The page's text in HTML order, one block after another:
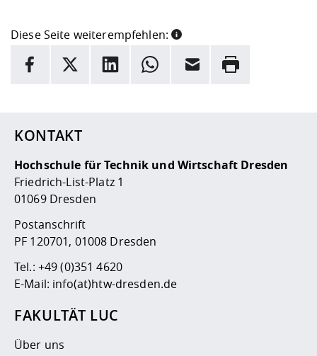
Diese Seite weiterempfehlen:
INFORMATION
Facebook
X LinkedInWhatsappE-Mail Drucken
KONTAKT
Hochschule für Technik und Wirtschaft Dresden
Friedrich-List-Platz 1
01069 Dresden
Postanschrift
PF 120701, 01008 Dresden
Tel.: +49 (0)351 4620
E-Mail: info(at)htw-dresden.de
FAKULTÄT LUC
Über uns